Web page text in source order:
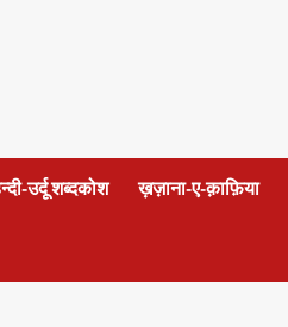
उर्दू शब्दकोश ख़ज़ाना-ए-क़ाफ़िया